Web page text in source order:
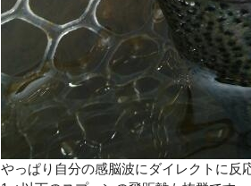
やっぱり自分の感脳波にダイレクトに反